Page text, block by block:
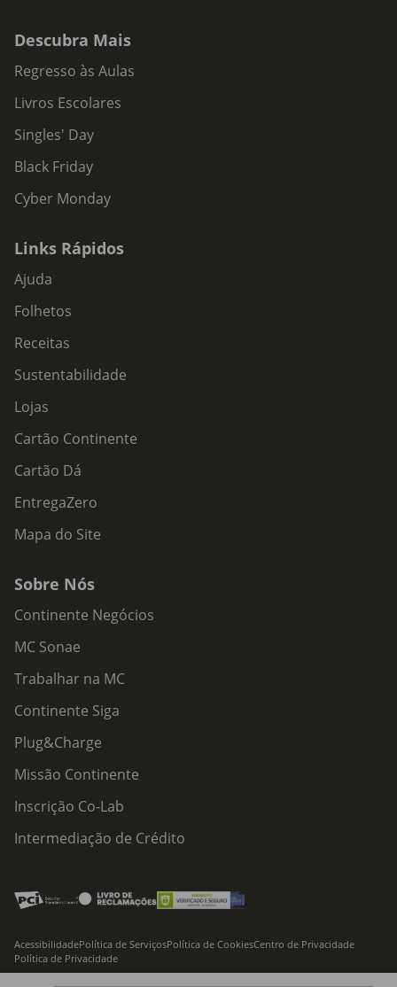
Descubra Mais
Regresso às Aulas
Livros Escolares
Singles' Day
Black Friday
Cyber Monday
Links Rápidos
Ajuda
Folhetos
Receitas
Sustentabilidade
Lojas
Cartão Continente
Cartão Dá
EntregaZero
Mapa do Site
Sobre Nós
Continente Negócios
MC Sonae
Trabalhar na MC
Continente Siga
Plug&Charge
Missão Continente
Inscrição Co-Lab
Intermediação de Crédito
AcessibilidadePolítica de ServiçosPolítica de CookiesCentro de Privacidade
Política de Privacidade